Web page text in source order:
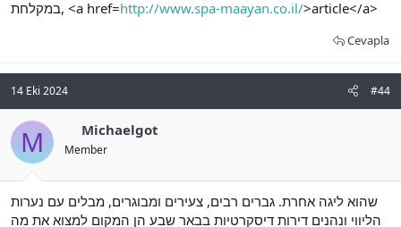
במקלחת, <a href=http://www.spa-maayan.co.il/>article</a>
Cevapla
14 Eki 2024 #44
M Michaelgot
Member
שהוא ליגה אחרת. גברים רבים, צעירים ומבוגרים, מבלים עם נערות
הליווי ונהנים דירות דיסקרטיות בבאר שבע הן המקום למצוא את מה